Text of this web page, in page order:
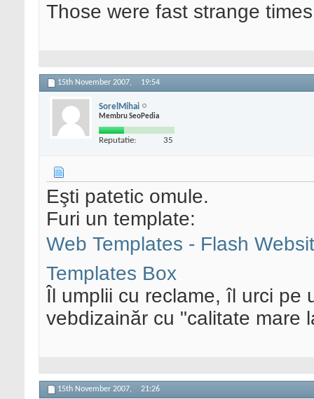
Those were fast strange
15th November 2007, 19:54
SorelMihai
Membru SeoPedia
Reputatie: 35
Eşti patetic omule.
Furi un template:
Web Templates - Flash
Templates Box
Îl umplii cu reclame, îl urci pe
vebdizainăr cu "calitate mare
15th November 2007, 21:26